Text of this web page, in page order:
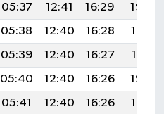
05:37 12:41 16:29
19:34
05:38 12:40 16:28
19:33
05:39 12:40 16:27
19:31
05:40 12:40 16:26
19:30
05:41 12:40 16:26
19:28